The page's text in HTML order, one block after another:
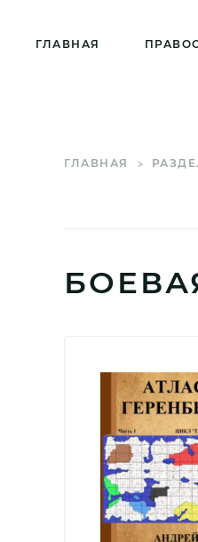
ГЛАВНАЯ
ГЛАВНАЯ